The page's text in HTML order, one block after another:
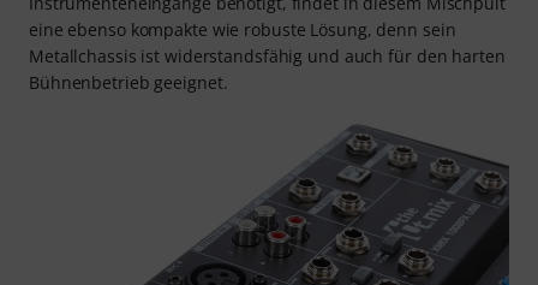
eine ebenso kompakte wie robuste Lösung, denn sein
Metallchassis ist widerstandsfähig und auch für den harten
Bühnenbetrieb geeignet.